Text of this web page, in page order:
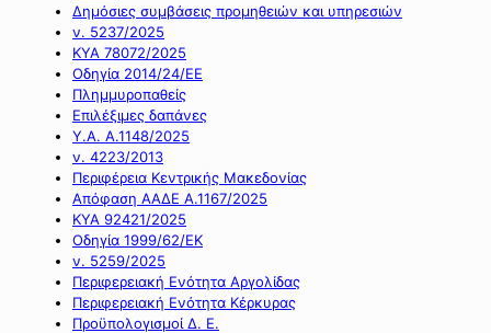
Δημόσιες συμβάσεις προμηθειών και υπηρεσιών
ν. 5237/2025
ΚΥΑ 78072/2025
Οδηγία 2014/24/ΕΕ
Πλημμυροπαθείς
Επιλέξιμες δαπάνες
Υ.Α. Α.1148/2025
ν. 4223/2013
Περιφέρεια Κεντρικής Μακεδονίας
Απόφαση ΑΑΔΕ Α.1167/2025
ΚΥΑ 92421/2025
Οδηγία 1999/62/ΕΚ
ν. 5259/2025
Περιφερειακή Ενότητα Αργολίδας
Περιφερειακή Ενότητα Κέρκυρας
Προϋπολογισμοί Δ. Ε.